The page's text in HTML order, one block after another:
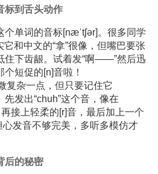
标到舌头动作
单词的音标[næˈtʃər]。很多同学
和中文的“拿”很像，但嘴巴要张
住下齿龈。试着发“啊——”然后迅
短促的[n]音啦！
复杂一点，但只要记住它
先发出“chuh”这个音，像在
接上轻柔的[r]音，最后加上一个
发音不够完美，多听多模仿才
后的秘密